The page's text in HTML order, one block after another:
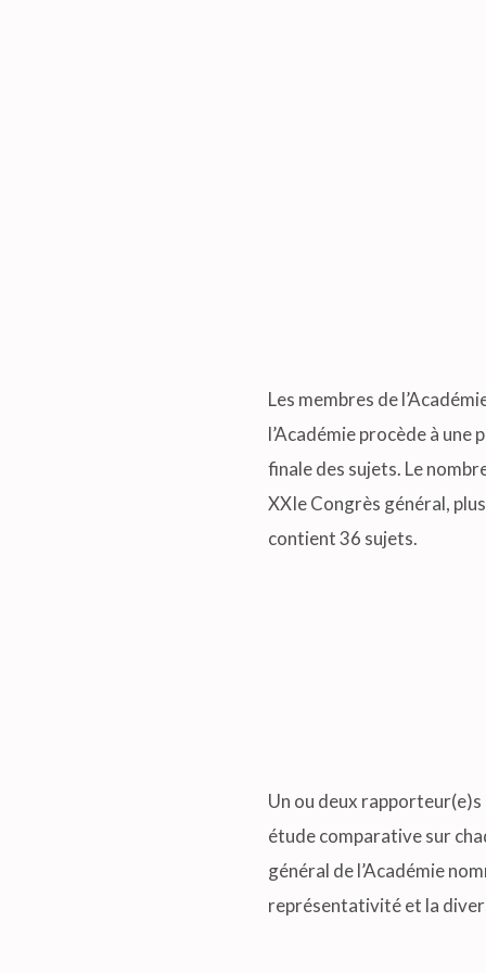
Les membres de
l’Académie procède à
finale des sujets. Le
XXIe Congrès général,
contient 36 sujets.
Un ou deux
étude comparative sur
général de l’Académie
représentativité et la